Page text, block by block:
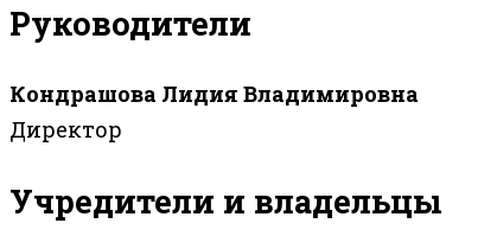
Руководители
Кондрашова Лидия Владимировна
Директор
Учредители и владельцы